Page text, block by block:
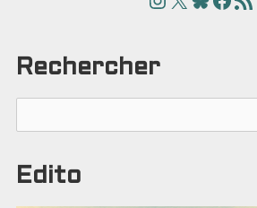
Rechercher
Edito